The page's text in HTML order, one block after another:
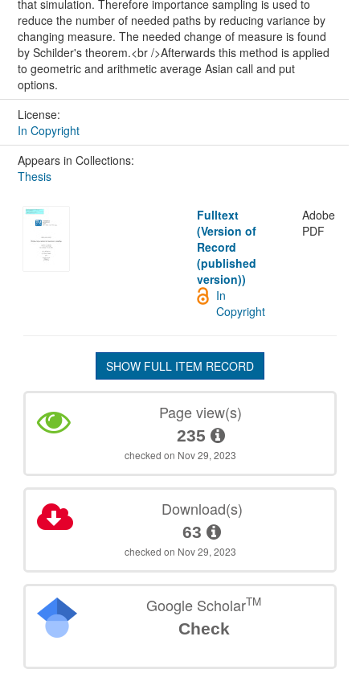
that simulation. Therefore importance sampling is used to
reduce the number of needed paths by reducing variance by
changing measure. The needed change of measure is found
by Schilder's theorem.<br />Afterwards this method is applied
to geometric and arithmetic average Asian call and put
options.
License:
In Copyright
Appears in Collections:
Thesis
Fulltext
(Version of
Record
(published
version))
Adobe
PDF
In
Copyright
SHOW FULL ITEM RECORD
Page view(s)
235
checked on Nov 29, 2023
Download(s)
63
checked on Nov 29, 2023
Google ScholarTM
Check